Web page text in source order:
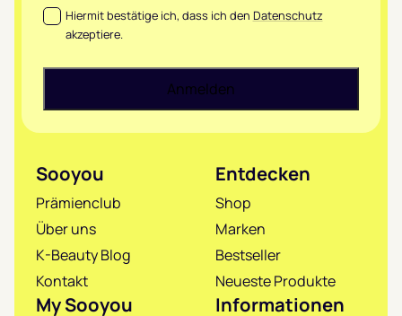
Datenschutz*
Hiermit bestätige ich, dass ich den Datenschutz
akzeptiere.
Sooyou
Prämienclub
Über uns
K-Beauty Blog
Kontakt
Entdecken
Shop
Marken
Bestseller
Neueste Produkte
My Sooyou Informationen